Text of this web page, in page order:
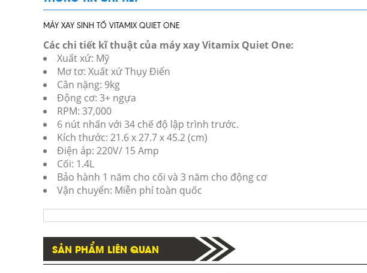
MÁY XAY SINH TỐ VITAMIX QUIET ONE
Các chi tiết kĩ thuật của máy xay Vitamix Quiet One:
Xuất xứ: Mỹ
Mơ tơ: Xuất xứ Thụy Điển
Cân nặng: 9kg
Động cơ: 3+ ngựa
RPM: 37,000
6 nút nhấn với 34 chế độ lập trình trước.
Kích thước: 21.6 x 27.7 x 45.2 (cm)
Điện áp: 220V/ 15 Amp
Cối: 1.4L
Bảo hành 1 năm cho cối và 3 năm cho động cơ
Vận chuyển: Miễn phí toàn quốc
SẢN PHẨM LIÊN QUAN